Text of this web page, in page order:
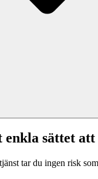
enkla sättet
tar du ingen risk